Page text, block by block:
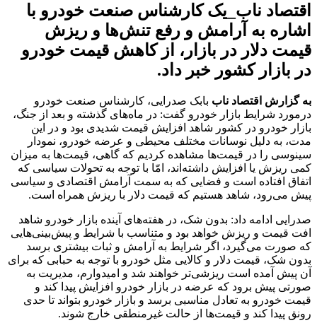
اقتصاد ناب_یک کارشناس صنعت خودرو با
اشاره به آرامش و رفع تنش‌ها و ریزش
قیمت دلار در بازار، از کاهش قیمت خودرو
در بازار کشور خبر داد.
به گزارش اقتصاد ناب بابک صدرایی، کارشناس صنعت خودرو
درمورد شرایط بازار خودرو گفت: در ماه‌های گذشته و بعد از جنگ،
بازار خودرو در کشور شاهد افزایش قیمت شدیدی بود و در این
مدت، به دلیل نوسانات مختلف محیطی و عرضه خودرو، نمودار
سینوسی را در قیمت‌ها مشاهده کردیم که گاهی، قیمت‌ها به میزان
کمی ریزش یا افزایش داشته‌اند، امّا با توجه به تحولات سیاسی که
اتفاق افتاده است و فضایی که به سمت آرامش اقتصادی و سیاسی
پیش می‌رود، شاهد هستیم که قیمت دلار با ریزش همراه است.
صدرایی ادامه داد: بدون شک، در هفته‌های آینده بازار خودرو شاهد
افت قیمت و ریزش خواهد بود و متناسب با شرایط و پیش‌بینی‌هایی
که صورت می‌گیرد، اگر شرایط به آرامش و ثبات بیشتری برسد
بدون شک، قیمت دلار و کالایی مثل خودرو با توجه به حبابی که برای
آن پیش آمده است ریزشی‌تر خواهند شد و امیدوارم، مدیریت به
صورتی پیش برود که عرضه در بازار خودرو افزایش پیدا کند و
قیمت خودرو به تعادل مناسبی برسد و بازار خودرو بتواند تا حدی
رونق پیدا کند و قیمت‌ها از حالت غیرمنطقی خارج شوند.